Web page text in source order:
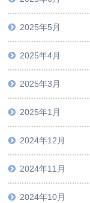
2025年5月
2025年4月
2025年3月
2025年1月
2024年12月
2024年11月
2024年10月